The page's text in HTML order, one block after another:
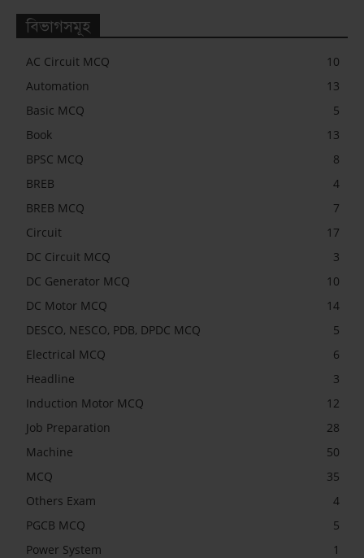
বিভাগসমূহ
AC Circuit MCQ
10
Automation
13
Basic MCQ
5
Book
13
BPSC MCQ
8
BREB
4
BREB MCQ
7
Circuit
17
DC Circuit MCQ
3
DC Generator MCQ
10
DC Motor MCQ
14
DESCO, NESCO, PDB, DPDC MCQ
5
Electrical MCQ
6
Headline
3
Induction Motor MCQ
12
Job Preparation
28
Machine
50
MCQ
35
Others Exam
4
PGCB MCQ
5
Power System
1